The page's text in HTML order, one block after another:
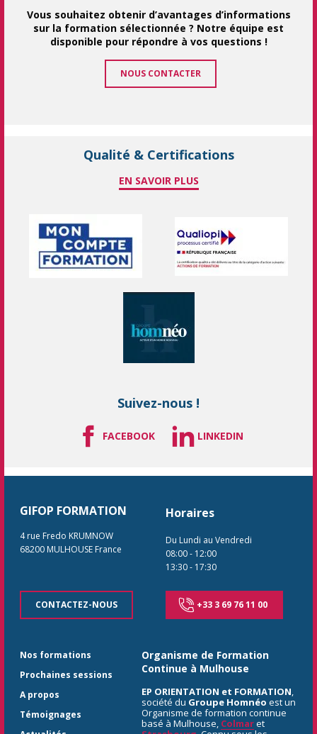
Vous souhaitez obtenir d’avantages d’informations
sur la formation sélectionnée ? Notre équipe est
disponible pour répondre à vos questions !
NOUS CONTACTER
Qualité & Certifications
EN SAVOIR PLUS
Suivez-nous !
FACEBOOK LINKEDIN
GIFOP FORMATION
4 rue Fredo KRUMNOW
68200 MULHOUSE France
CONTACTEZ-NOUS
Horaires
Du Lundi au Vendredi
08:00- 12:00
13:30- 17:30
+33 3 69 76 11 00
Nos formations
Prochaines sessions
A propos
Témoignages
Organisme de Formation
Continue à Mulhouse
EP ORIENTATION et FORMATION,
société du Groupe Homnéo est un
Organisme de formation continue
basé à Mulhouse, Colmaret